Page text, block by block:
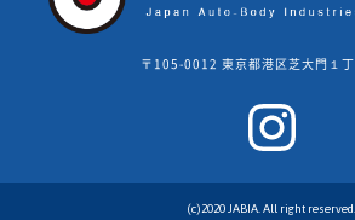
〒105-0012 東京都港区芝大門１
(c)2020 JABIA. All right reserved.